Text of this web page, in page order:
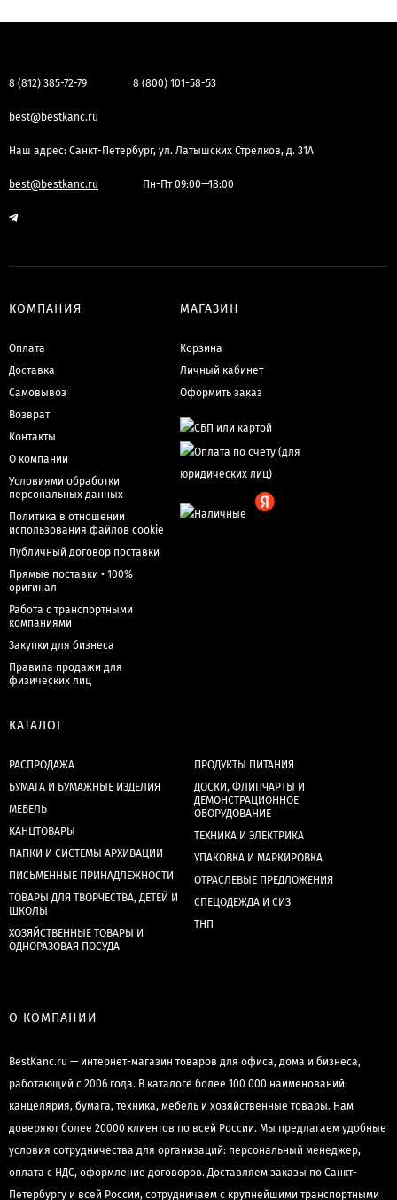
8 (812) 385-72-79 8 (800) 101-58-53
best@bestkanc.ru
Наш адрес: Санкт-Петербург, ул. Латышских Стрелков, д. 31А
best@bestkanc.ru Пн-Пт 09:00—18:00
КОМПАНИЯ
Оплата
Доставка
Самовывоз
Возврат
Контакты
О компании
Условиями обработки
персональных данных
Политика в отношении
использования файлов cookie
Публичный договор поставки
Прямые поставки • 100%
оригинал
Работа с транспортными
компаниями
Закупки для бизнеса
Правила продажи для
физических лиц
МАГАЗИН
Корзина
Личный кабинет
Оформить заказ
КАТАЛОГ
РАСПРОДАЖА
БУМАГА И БУМАЖНЫЕ ИЗДЕЛИЯ
МЕБЕЛЬ
КАНЦТОВАРЫ
ПАПКИ И СИСТЕМЫ АРХИВАЦИИ
ПИСЬМЕННЫЕ ПРИНАДЛЕЖНОСТИ
ТОВАРЫ ДЛЯ ТВОРЧЕСТВА, ДЕТЕЙ И
ШКОЛЫ
ХОЗЯЙСТВЕННЫЕ ТОВАРЫ И
ОДНОРАЗОВАЯ ПОСУДА
ПРОДУКТЫ ПИТАНИЯ
ДОСКИ, ФЛИПЧАРТЫ И
ДЕМОНСТРАЦИОННОЕ
ОБОРУДОВАНИЕ
ТЕХНИКА И ЭЛЕКТРИКА
УПАКОВКА И МАРКИРОВКА
ОТРАСЛЕВЫЕ ПРЕДЛОЖЕНИЯ
СПЕЦОДЕЖДА И СИЗ
ТНП
О КОМПАНИИ
BestKanc.ru — интернет-магазин товаров для офиса, дома и бизнеса,
работающий с 2006 года. В каталоге более 100 000 наименований:
канцелярия, бумага, техника, мебель и хозяйственные товары. Нам
доверяют более 20000 клиентов по всей России. Мы предлагаем удобные
условия сотрудничества для организаций: персональный менеджер,
оплата с НДС, оформление договоров. Доставляем заказы по Санкт-
Петербургу и всей России, сотрудничаем с крупнейшими транспортными